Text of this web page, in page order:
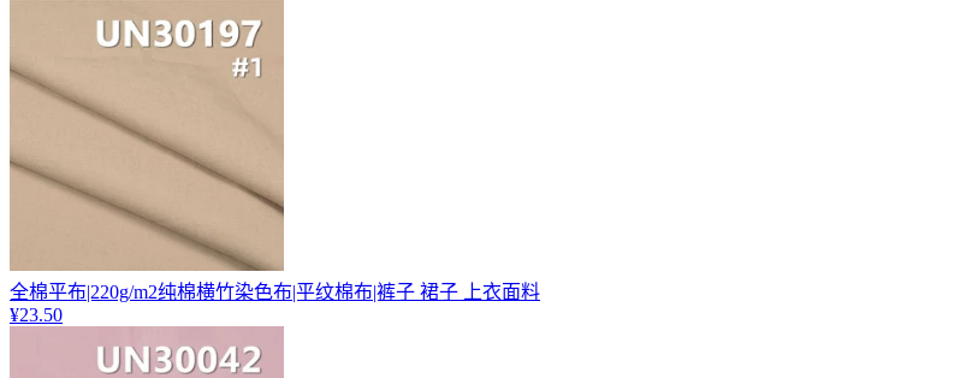
全棉平布|220g/m2纯棉横竹染色布|平纹棉布|裤子 裙子 上衣面料
¥23.50